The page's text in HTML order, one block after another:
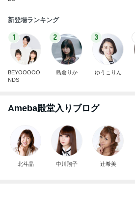
新登場ランキング
1
BEYOOOOO
NDS
2
島倉りか
3
ゆうこりん
Ameba殿堂入りブログ
北斗晶 中川翔子 辻希美